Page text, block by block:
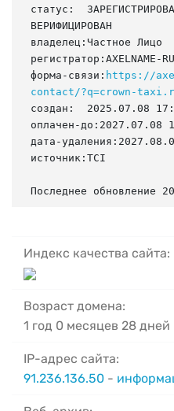
статус:
ВЕРИФИЦИРОВАН
владелец:Частное Лицо
регистратор:AXELNAME-RU
форма-связи: https://
contact/?q=crown-
создан:  2025.07.08
оплачен-до:2027.07.08
дата-
источник:TCI
Последнее обновление
Индекс качества сайта:
Возраст домена:
1 год 0 месяцев 28 дней
IP-адрес сайта:
91.236.136.50 -